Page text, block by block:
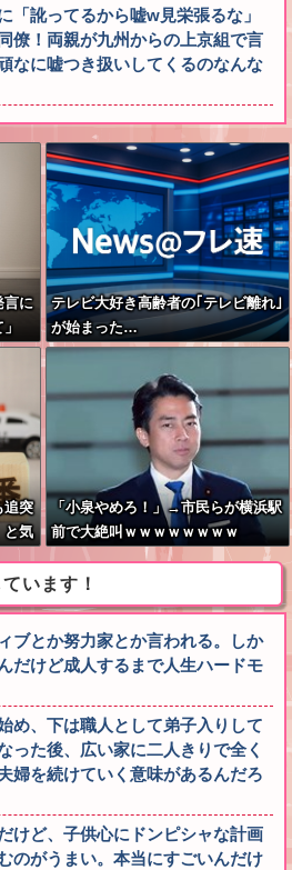
「訛ってるから嘘w見栄張るな」
僚！両親が九州からの上京組で言
なに嘘つき扱いしてくるのなんな
言に
テレビ大好き高齢者の｢テレビ離れ｣
が始まった…
追突
と気
「小泉やめろ！」→市民らが横浜駅
前で大絶叫ｗｗｗｗｗｗｗｗ
います！
ブとか努力家とか言われる。しか
だけど成人するまで人生ハードモ
め、下は職人として弟子入りして
った後、広い家に二人きりで全く
婦を続けていく意味があるんだろ
けど、子供心にドンピシャな計画
のがうまい。本当にすごいんだけ